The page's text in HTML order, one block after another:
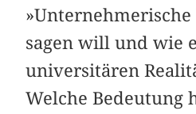
sagen will und wie
universitären
Welche Bedeutung